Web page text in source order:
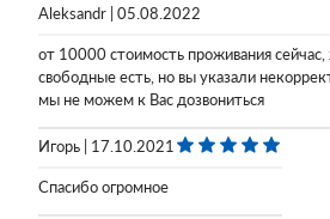
Aleksandr | 05.08.2022
от 10000 стоимость проживания
свободные есть, но вы указали
мы не можем к Вас дозвониться
Игорь | 17.10.2021
Спасибо огромное